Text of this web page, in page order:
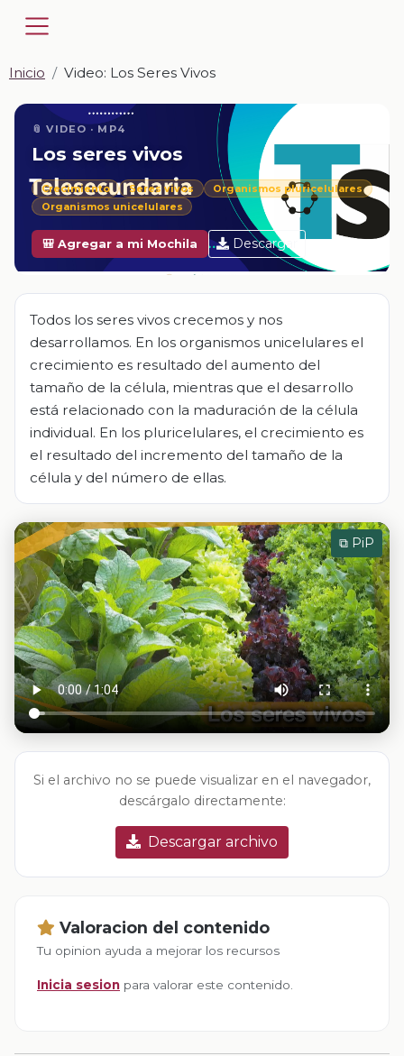
Inicio Video: Los Seres Vivos
📎 VIDEO · MP4
Los seres vivos
Crecimiento Seres vivos
Organismos pluricelulares
Organismos unicelulares
🎒 Agregar a mi Mochila Descargar
Todos los seres vivos crecemos y nos
desarrollamos. En los organismos unicelulares el
crecimiento es resultado del aumento del
tamaño de la célula, mientras que el desarrollo
está relacionado con la maduración de la célula
individual. En los pluricelulares, el crecimiento es
el resultado del incremento del tamaño de la
célula y del número de ellas.
⧉ PiP
Si el archivo no se puede visualizar en el navegador,
descárgalo directamente:
Descargar archivo
Valoracion del contenido
Tu opinion ayuda a mejorar los recursos
Inicia sesion para valorar este contenido.